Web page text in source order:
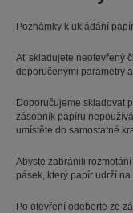
Poznámky k ukládání
Ať skladujete neotevřený
doporučenými parametry
Doporučujeme skladovat
zásobník papíru
umístěte do samostatné
Abyste zabránili
pásek, který papír udrží na
Po otevření odeberte ze